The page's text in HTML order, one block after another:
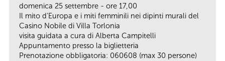
domenica 25 settembre - ore 17,00
Il mito d’Europa e i miti femminili nei dipinti murali del
Casino Nobile di Villa Torlonia
visita guidata a cura di Alberta Campitelli
Appuntamento presso la biglietteria
Prenotazione obbligatoria: 060608 (max 30 persone)